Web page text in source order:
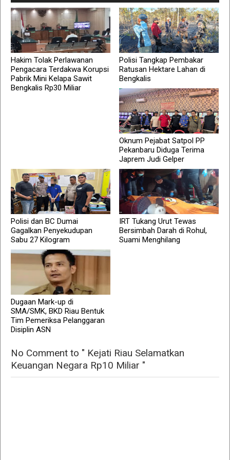
Hakim Tolak Perlawanan
Pengacara Terdakwa Korupsi
Pabrik Mini Kelapa Sawit
Bengkalis Rp30 Miliar
Polisi Tangkap Pembakar
Ratusan Hektare Lahan di
Bengkalis
Oknum Pejabat Satpol PP
Pekanbaru Diduga Terima
Japrem Judi Gelper
Polisi dan BC Dumai
Gagalkan Penyekudupan
Sabu 27 Kilogram
IRT Tukang Urut Tewas
Bersimbah Darah di Rohul,
Suami Menghilang
Dugaan Mark-up di
SMA/SMK, BKD Riau Bentuk
Tim Pemeriksa Pelanggaran
Disiplin ASN
No Comment to " Kejati Riau Selamatkan
Keuangan Negara Rp10 Miliar "